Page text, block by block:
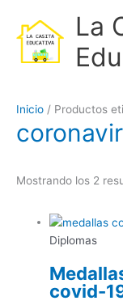
contenido
La
Inicio / Productos
Mostrando los 2
Diplomas
covid-
u
p
r